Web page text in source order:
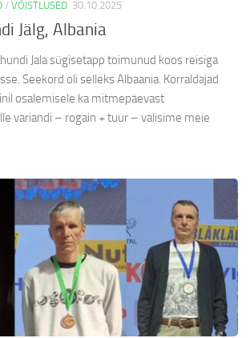
/ VÕISTLUSED 30.10.2025
Jälg, Albania
Jala sügisetapp toimunud koos reisiga
Seekord oli selleks Albaania. Korraldajad
osalemisele ka mitmepäevast
variandi – rogain + tuur – valisime meie